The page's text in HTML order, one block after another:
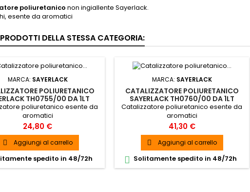
poliuretanico non ingiallente Sayerlack.
esente da aromatici
DELLA STESSA CATEGORIA:
MARCA: SAYERLACK
POLIURETANICO
TH0755/00 DA 1LT
poliuretanico esente da
aromatici
Prezzo
24,80 €
 Aggiungi al carrello
spedito in 48/72h
MARCA: SAYERLACK
CATALIZZATORE POLIURETANICO
SAYERLACK TH0760/00 DA 1LT
Catalizzatore poliuretanico esente da
aromatici
Prezzo
41,30 €
 Aggiungi al carrello
 Solitamente spedito in 48/72h